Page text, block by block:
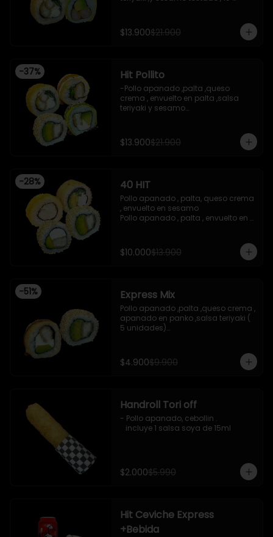
,envuelto en palta ,salsa
acevichada ,y chichimi , 10 piezas
$13.900$21.900
-37% Hit Pollito
-Pollo apanado ,palta ,queso
crema , envuelto en palta ,salsa
teriyaki y sesamo
-Pollo apanado , cebollin , apanado
en panko , salsa umami , salsa
-incluye 2 salsas de soya , 1 salsa
teriyaki , 1wasabi , 1 gengibre , 3
palitos .
-Imagen referencial .
$13.900$21.900
-28% 40 HIT
Pollo apanado , palta, queso crema
, envuelto en sesamo
Pollo apanado , palta , envuelto en
apanado en panko
Kanikama , queso crema ,
$10.000$13.900
-51% Express Mix
Pollo apanado ,palta ,queso crema ,
apanado en panko ,salsa teriyaki (
5 unidades)
incluye 1 salsa de soya de 15 ml
$4.900$9.900
Handroll Tori off
- Pollo apanado, cebollin .
   incluye 1 salsa soya de 15ml
$2.000$5.990
Hit Ceviche Express
+Bebida